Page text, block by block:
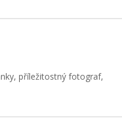
příležitostný fotograf,